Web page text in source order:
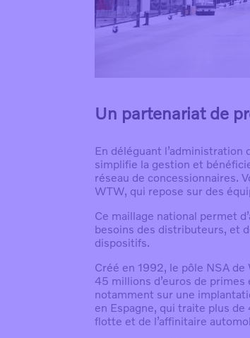
Un partenariat de
En déléguant
simplifie la gestion et
réseau de concessionnaires.
WTW, qui repose sur des
Ce maillage national permet
besoins des distributeurs, et
dispositifs.
Créé en 1992, le pôle NSA
45 millions d’euros de
notamment sur une
en Espagne, qui traite plus
flotte et de l’affinitaire